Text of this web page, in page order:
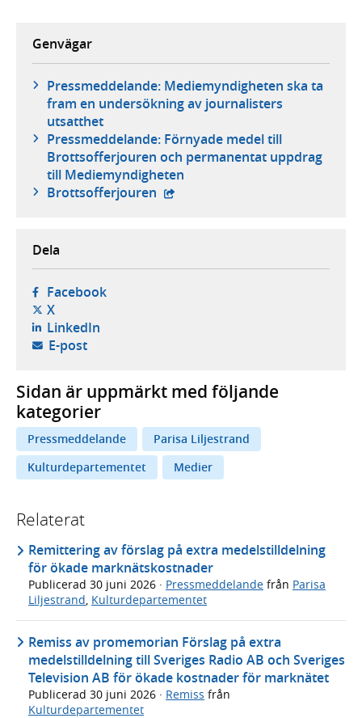
Genvägar
Pressmeddelande: Mediemyndigheten ska ta
fram en undersökning av journalisters
utsatthet
Pressmeddelande: Förnyade medel till
Brottsofferjouren och permanentat uppdrag
till Mediemyndigheten
Brottsofferjouren - extern webbplats,
Dela
Facebook- öppnas i ny flik, extern webbplats,
X- öppnas i ny flik, extern webbplats,
LinkedIn- öppnas i ny flik, extern webbplats,
E-post- öppnar din e-postklient,
Sidan är uppmärkt med följande
kategorier
Pressmeddelande
Parisa Liljestrand
Kulturdepartementet
Medier
Relaterat
Remittering av förslag på extra medelstilldelning
för ökade marknätskostnader
Publicerad 30 juni 2026 · Pressmeddelande från Parisa
Liljestrand, Kulturdepartementet
Remiss av promemorian Förslag på extra
medelstilldelning till Sveriges Radio AB och Sveriges
Television AB för ökade kostnader för marknätet
Publicerad 30 juni 2026 · Remiss från
Kulturdepartementet